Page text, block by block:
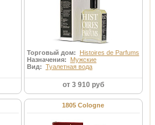
Торговый дом: Histoires de Parfums
Назначения: Мужские
Вид: Туалетная вода
от 3 910 руб
1805 Cologne